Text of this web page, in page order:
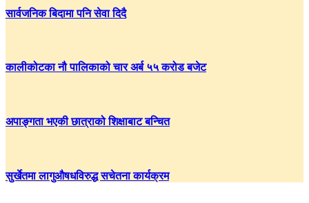
सार्वजनिक बिदामा पनि सेवा दिदै
कालीकोटका नौ पालिकाको चार अर्ब ५५ करोड बजेट
अपाङ्गता भएकी छात्राको शिक्षाबाट बन्चित
सुर्खेतमा लागुऔषधविरुद्ध सचेतना कार्यक्रम